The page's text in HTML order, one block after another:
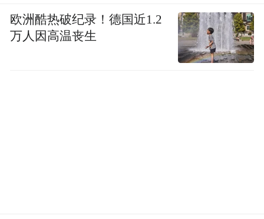
欧洲酷热破纪录！德国近1.2
万人因高温丧生